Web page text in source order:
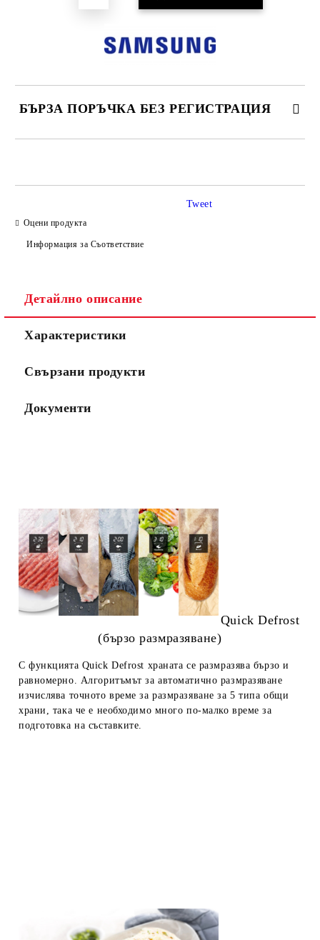
БЪРЗА ПОРЪЧКА БЕЗ РЕГИСТРАЦИЯ
Съгласен съм сПолитиката за лични данни
Оцени продукта
Информация за Съответствие
Tweet
Детайлно описание
Характеристики
Свързани продукти
Документи
Quick Defrost
(бързо размразяване)
С функцията Quick Defrost храната се размразява бързо и
равномерно. Алгоритъмът за автоматично размразяване
изчислява точното време за размразяване за 5 типа общи
храни, така че е необходимо много по-малко време за
подготовка на съставките.